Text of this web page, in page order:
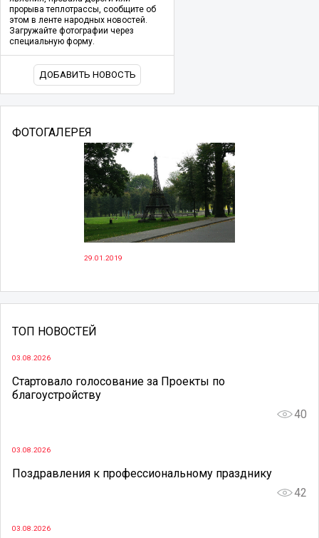
прорыва теплотрассы, сообщите об
этом в ленте народных новостей.
Загружайте фотографии через
специальную форму.
ДОБАВИТЬ НОВОСТЬ
ФОТОГАЛЕРЕЯ
29.01.2019
ТОП НОВОСТЕЙ
03.08.2026
Стартовало голосование за Проекты по
благоустройству
40
03.08.2026
Поздравления к профессиональному празднику
42
03.08.2026